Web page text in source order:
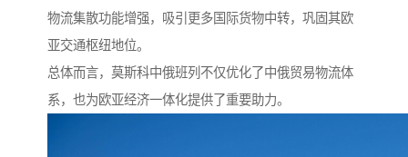
物流集散功能增强，吸引更多国际货物中转，巩固其欧
亚交通枢纽地位。
总体而言，莫斯科中俄班列不仅优化了中俄贸易物流体
系，也为欧亚经济一体化提供了重要助力。